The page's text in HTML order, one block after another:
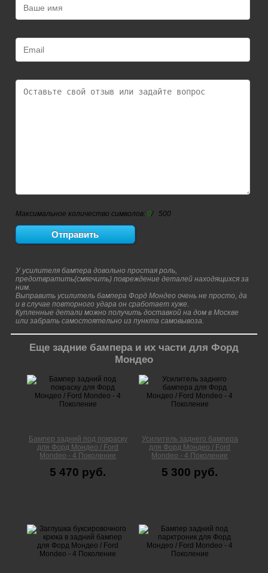
Максимальное количество символов: 0/ 500
У усилителя бампера довольно простая роль,
предотвратить(смягчить) повреждение деталей находящихся за
ним.
Выправить усилитель бампера Форд Мондео очень не просто, да
и в случае повторного удара он сработает хуже.
Купленные детали можно получить доставкой на дом в Москве
или забрать самостоятельно из пункта самовывоза.
Еще задние бампера и их части для Форд
Мондео
Бампер задний под покраску
для Форд Мондео / Ford
Mondeo - 4 Поколение
5 470 руб.
Усилитель заднего бампера
для Форд Мондео / Ford
Mondeo - 4 Поколение
5 300 руб.